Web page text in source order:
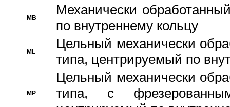
MB
Механически
по внутреннему кольцу
ML
Цельный механически
типа, центрируемый по
MP
Цельный механически
типа, с